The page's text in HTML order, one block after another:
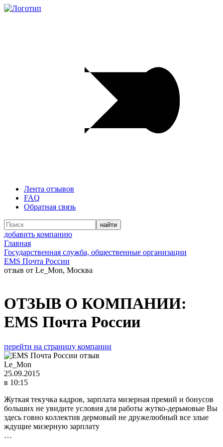
Лента отзывов
FAQ
Обратная связь
добавить компанию
Главная
Государственная служба, общественные организации
EMS Почта России
отзыв от Le_Mon, Москва
ОТЗЫВ О КОМПАНИИ:
EMS Почта России
перейти на страницу компании
Le_Mon
25.09.2015
в 10:15
Жуткая текучка кадров, зарплата мизерная премий и бонусов
больших не увидите условия для работы жутко-дерьмовые Вы
здесь говно коллектив дермовый не дружелюбный все злые
ждущие мизерную зарплату
…